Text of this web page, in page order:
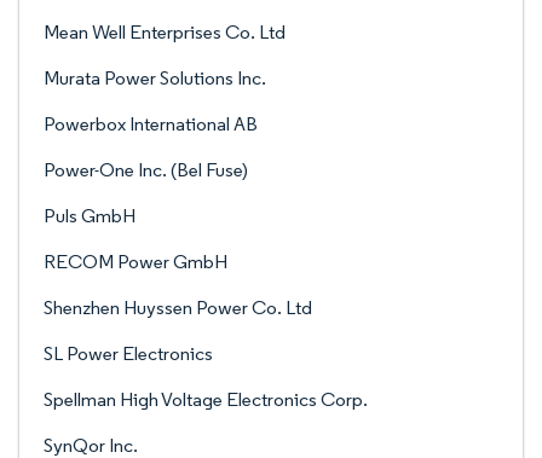
Mean Well Enterprises Co. Ltd
Murata Power Solutions Inc.
Powerbox International AB
Power-One Inc. (Bel Fuse)
Puls GmbH
RECOM Power GmbH
Shenzhen Huyssen Power Co. Ltd
SL Power Electronics
Spellman High Voltage Electronics Corp.
SynQor Inc.